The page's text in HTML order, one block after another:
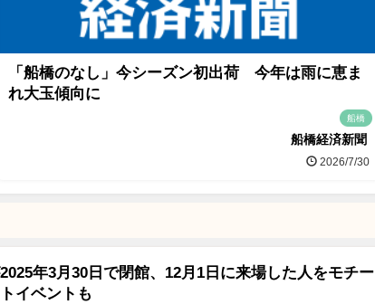
「船橋のなし」今シーズン初出荷 今年は雨に恵ま
れ大玉傾向に
船橋
船橋経済新聞
2026/7/30
年3月30日で閉館、12月1日に来場した人をモチー
イベントも